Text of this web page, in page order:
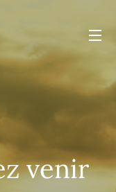
venir